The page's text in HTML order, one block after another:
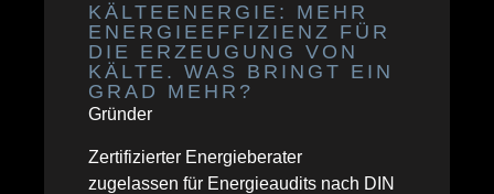
KÄLTEENERGIE: MEHR
ENERGIEEFFIZIENZ FÜR
DIE ERZEUGUNG VON
KÄLTE. WAS BRINGT EIN
GRAD MEHR?
Gründer
Zertifizierter Energieberater
zugelassen für Energieaudits nach DIN